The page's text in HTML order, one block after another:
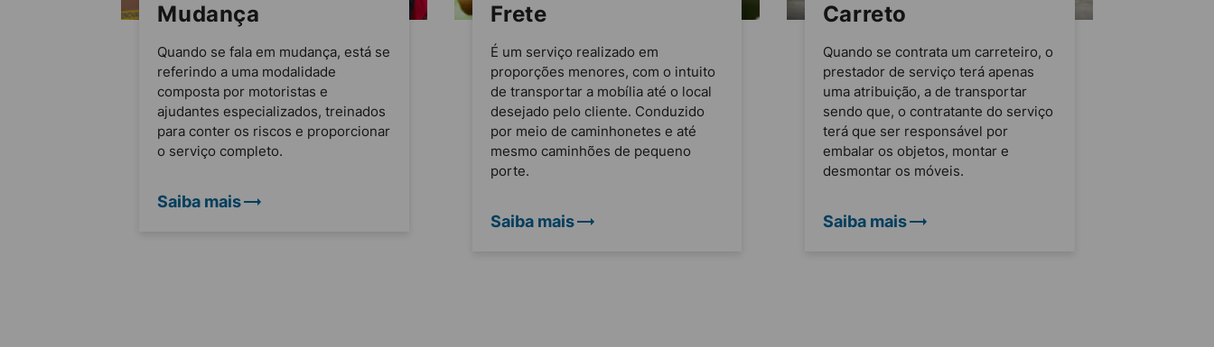
Mudança
Quando se fala em mudança, está se
referindo a uma modalidade
composta por motoristas e
ajudantes especializados, treinados
para conter os riscos e proporcionar
o serviço completo.
Saiba mais
Frete
É um serviço realizado em
proporções menores, com o intuito
de transportar a mobília até o local
desejado pelo cliente. Conduzido
por meio de caminhonetes e até
mesmo caminhões de pequeno
porte.
Saiba mais
Carreto
Quando se contrata um carreteiro, o
prestador de serviço terá apenas
uma atribuição, a de transportar
sendo que, o contratante do serviço
terá que ser responsável por
embalar os objetos, montar e
desmontar os móveis.
Saiba mais